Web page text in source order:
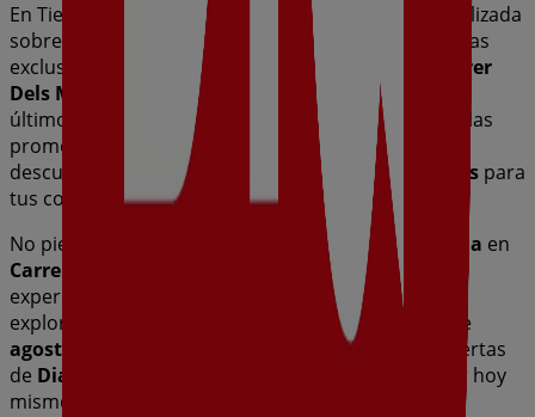
En Tiendeo te ofrecemos toda la información actualizada
sobre
, como los horarios de apertura, las ofertas
exclusivas y la ubicación exacta de la tienda en
Carrer
Dels Molins Nous, 6 . Además, tendrás acceso a los
últimos catálogos de
, donde podrás descubrir las
promociones más recientes y aprovechar grandes
descuentos en productos de
Hiper-Supermercados para
tus compras enRiudoms
No pierdas la oportunidad de visitar la tienda de
Dia en
Carrer Dels Molins Nous, 6
para disfrutar de una
experiencia de compra completa. Te invitamos a
explorar las promociones que tenemos para ti este
agosto
y mantenerte informado de las mejores ofertas
de Dia
. ¡Visítanos y empieza a ahorrar hoy
mismo!